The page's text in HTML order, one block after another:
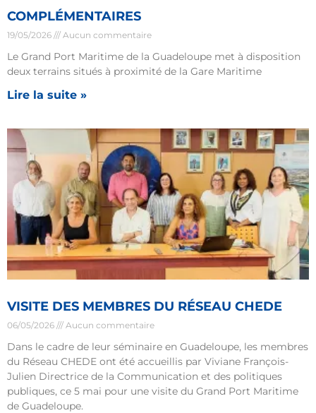
COMPLÉMENTAIRES
19/05/2026 Aucun commentaire
Le Grand Port Maritime de la Guadeloupe met à disposition
deux terrains situés à proximité de la Gare Maritime
Lire la suite »
VISITE DES MEMBRES DU RÉSEAU CHEDE
06/05/2026 Aucun commentaire
Dans le cadre de leur séminaire en Guadeloupe, les membres
du Réseau CHEDE ont été accueillis par Viviane François-
Julien Directrice de la Communication et des politiques
publiques, ce 5 mai pour une visite du Grand Port Maritime
de Guadeloupe.